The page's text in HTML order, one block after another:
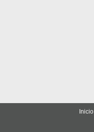
Inicio